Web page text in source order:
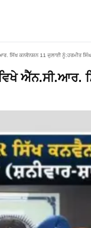
ਸਿੱਖ ਕਨਵੈਨਸ਼ਨ 11 ਜੁਲਾਈ ਨੂੰ:ਹਰਮੀਤ ਸਿੰਘ
ਐੱਨ.ਸੀ.ਆਰ.